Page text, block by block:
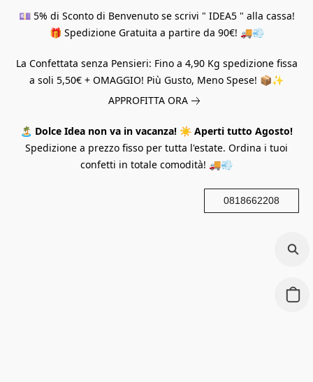
💷 5% di Sconto di Benvenuto se scrivi " IDEA5 " alla cassa!
🎁 Spedizione Gratuita a partire da 90€! 🚚💨
La Confettata senza Pensieri: Fino a 4,90 Kg spedizione fissa
a soli 5,50€ + OMAGGIO! Più Gusto, Meno Spese! 📦✨
APPROFITTA ORA
🏝️ Dolce Idea non va in vacanza! ☀️ Aperti tutto Agosto!
Spedizione a prezzo fisso per tutta l'estate. Ordina i tuoi
confetti in totale comodità! 🚚💨
0818662208